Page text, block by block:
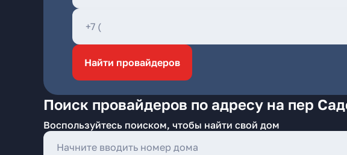
Найти провайдеров
Поиск провайдеров по адресу на пер
Воспользуйтесь поиском, чтобы найти свой дом